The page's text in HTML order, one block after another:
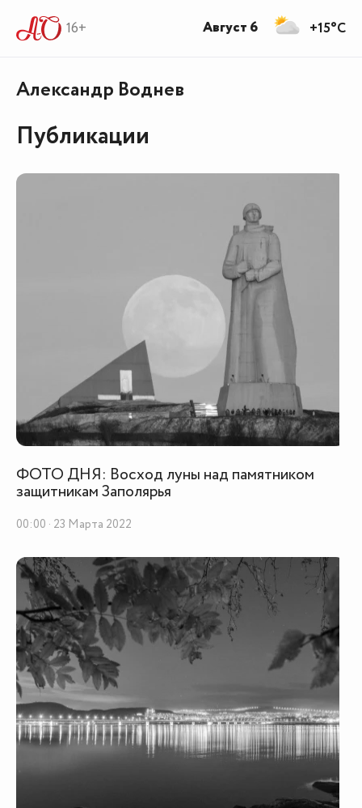
16+
Александр Воднев
Публикации
ФОТО ДНЯ: Восход луны над памятником
защитникам Заполярья
00:00 · 23 Марта 2022
+15°C
Август 6